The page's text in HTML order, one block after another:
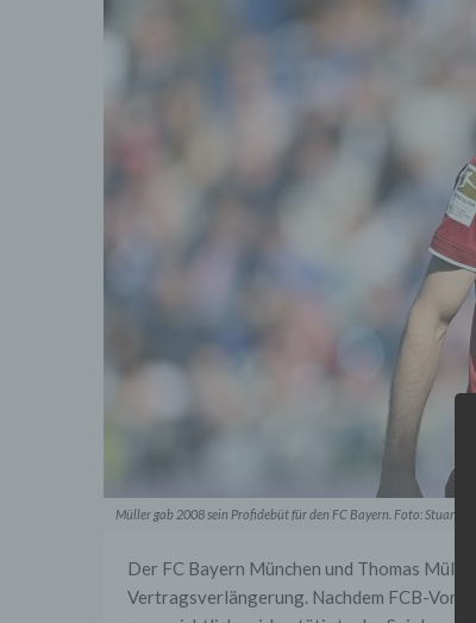
Müller gab 2008 sein Profidebüt für den FC Bayern. Foto: Stuart
Der FC Bayern München und Thomas
Vertragsverlängerung. Nachdem FCB-